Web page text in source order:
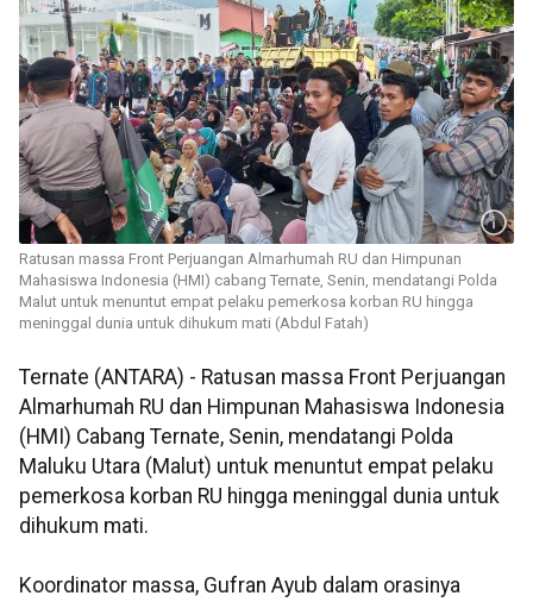
Ratusan massa Front Perjuangan Almarhumah RU dan Himpunan
Mahasiswa Indonesia (HMI) cabang Ternate, Senin, mendatangi Polda
Malut untuk menuntut empat pelaku pemerkosa korban RU hingga
meninggal dunia untuk dihukum mati (Abdul Fatah)
Ternate (ANTARA) - Ratusan massa Front Perjuangan
Almarhumah RU dan Himpunan Mahasiswa Indonesia
(HMI) Cabang Ternate, Senin, mendatangi Polda
Maluku Utara (Malut) untuk menuntut empat pelaku
pemerkosa korban RU hingga meninggal dunia untuk
dihukum mati.
Koordinator massa, Gufran Ayub dalam orasinya